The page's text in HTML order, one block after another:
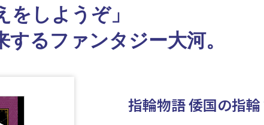
指輪物語 倭国の指
をしようぞ」
るファンタジー大河。